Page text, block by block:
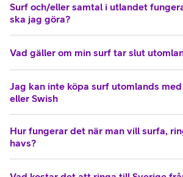
Surf och/eller samtal i utlandet
ska jag göra?
Vad gäller om min surf tar slut
Jag kan inte köpa surf utomlands
eller Swish
Hur fungerar det när man vill surfa,
havs?